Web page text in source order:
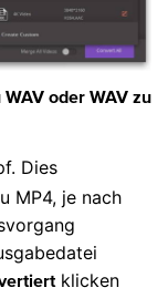
oder WAV zu
Dies
MP4, je nach
klicken